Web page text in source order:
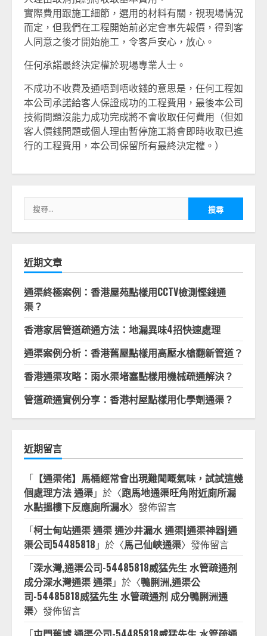
實際費用跟施工細節，選用的材料有關，視現場情況
而定，但我們在工程開始前必定會事先報價，得到客
人同意之後才開始施工，令客戶安心，放心。
任何承諾最終決定權於現場專業人士。
不成功不收費及通唔到唔收錢的意思是，任何工程如
本公司承諾給客人保證成功的工程費用，最後本公司
技術問題沒能力成功完成將不會收取任何費用（但如
客人價錢問題或個人理由暫停施工將會即時收取已進
行的工程費用，本公司保留所有最終決定權。）
尋
關
字:
近期文章
通渠終極案例：香港屋苑點樣用CCTV檢測慳錢通
渠？
香港家居管道疏通方法：地漏異味4招快速處理
通渠案例分析：香港舊屋點樣用高壓水槍翻新管道？
香港通渠攻略：雨水渠堵塞點樣用機械疏通解決？
管道疏通實例分享：香港村屋點樣用化學劑通渠？
近期留言
「 【通渠佬】馬桶經常會出現難聞嘅氣味，試試這幾
個處理方法 通渠」於〈跑馬地通渠旺角附近廁所漏
水點搵樓下反應廁所漏水〉發佈留言
「柯士甸站通渠 通渠 通沙井漏水 通渠|通渠神器|通
渠公司54485818 」於〈馬己仙峽通渠〉發佈留言
「深水灣,通渠公司-54485818威猛先生 水管疏通剂
成分深水灣通渠 通渠」於〈鴨脷洲,通渠公
司-54485818威猛先生 水管疏通剂 成分鴨脷洲通
渠〉發佈留言